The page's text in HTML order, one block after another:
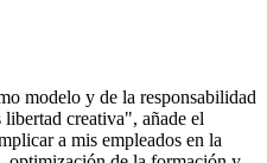
modelo y de la responsabilidad
creativa", añade el
a mis empleados en la